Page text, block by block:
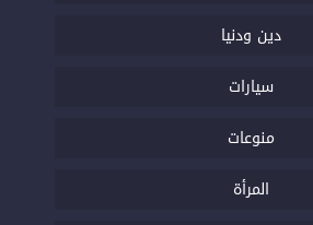
دين ودنيا
سيارات
منوعات
المرأة